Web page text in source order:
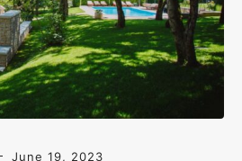
June 19, 2023